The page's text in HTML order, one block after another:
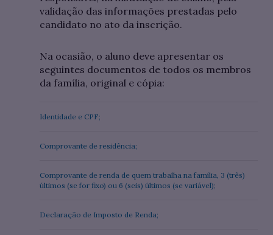
validação das informações prestadas pelo
candidato no ato da inscrição.
Na ocasião, o aluno deve apresentar os
seguintes documentos de todos os membros
da família, original e cópia:
Identidade e CPF;
Comprovante de residência;
Comprovante de renda de quem trabalha na família, 3 (três)
últimos (se for fixo) ou 6 (seis) últimos (se variável);
Declaração de Imposto de Renda;